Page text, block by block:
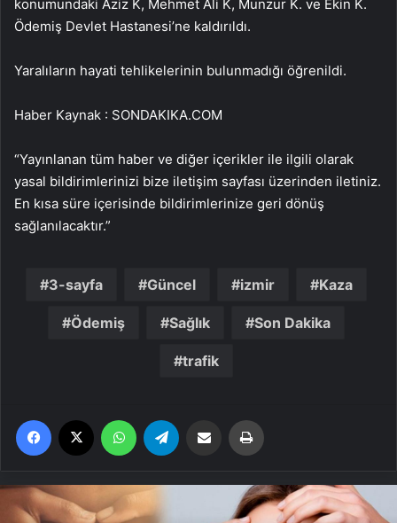
konumundaki Aziz K, Mehmet Ali K, Munzur K. ve Ekin K.
Ödemiş Devlet Hastanesi’ne kaldırıldı.
Yaralıların hayati tehlikelerinin bulunmadığı öğrenildi.
Haber Kaynak : SONDAKIKA.COM
“Yayınlanan tüm haber ve diğer içerikler ile ilgili olarak
yasal bildirimlerinizi bize iletişim sayfası üzerinden iletiniz.
En kısa süre içerisinde bildirimlerinize geri dönüş
sağlanılacaktır.”
3-sayfa Güncel izmir Kaza
Ödemiş Sağlık Son Dakika
trafik
Facebook WhatsApp Email'den paylaş